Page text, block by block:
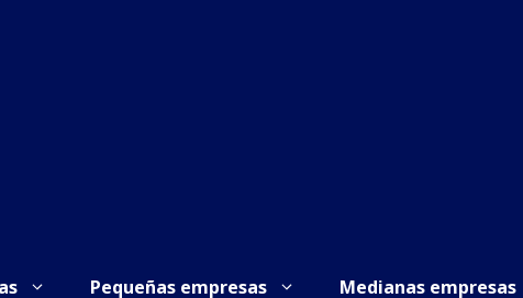
Pequeñas empresas Medianas empresas